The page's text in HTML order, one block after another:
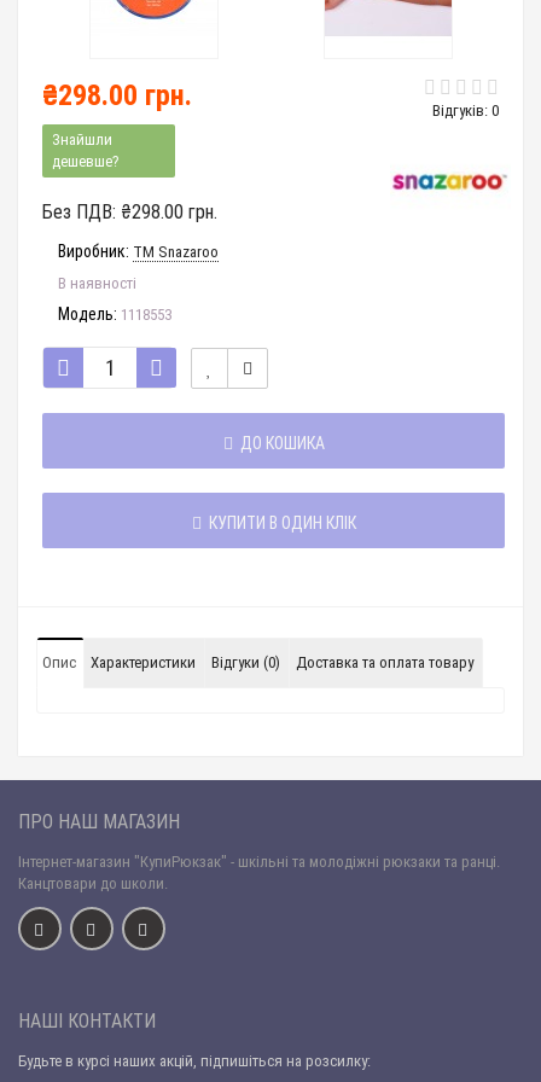
Відгуків: 0
₴298.00 грн.
Знайшли
дешевше?
Без ПДВ: ₴298.00 грн.
Виробник: TM Snazaroo
В наявності
Модель: 1118553
ДО КОШИКА
КУПИТИ В ОДИН КЛІК
Опис Характеристики Відгуки (0) Доставка та оплата товару
ПРО НАШ МАГАЗИН
Інтернет-магазин "КупиРюкзак" - шкільні та молодіжні рюкзаки та ранці.
Канцтовари до школи.
НАШІ КОНТАКТИ
Будьте в курсі наших акцій, підпишіться на розсилку: